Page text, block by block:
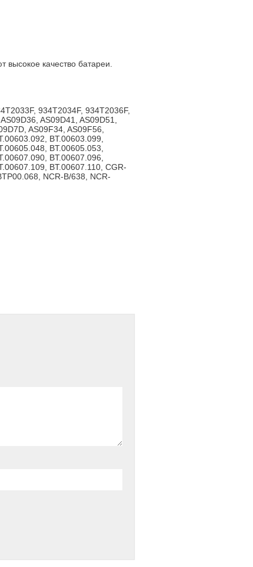
качество батареи.
934T2034F, 934T2036F,
AS09D41, AS09D51,
AS09F34, AS09F56,
BT.00603.099,
BT.00605.053,
BT.00607.096,
BT.00607.110, CGR-
NCR-B/638, NCR-